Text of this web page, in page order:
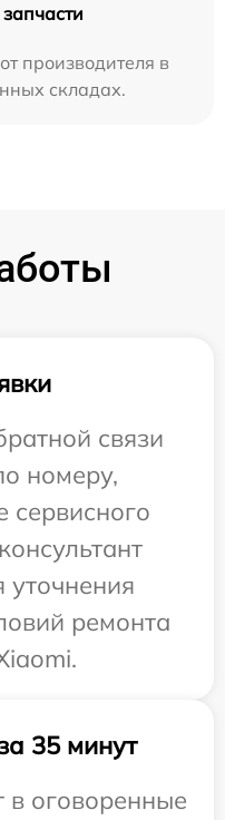
производителя в
складах.
связи
номеру,
сервисного
уточнения
ремонта
35 минут
оговоренные